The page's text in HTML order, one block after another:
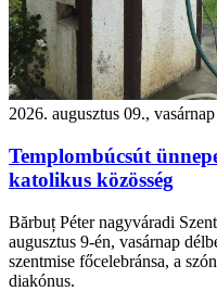
2026. augusztus 09., vasárnap
Templombúcsút
katolikus közösség
Bărbuț Péter nagyváradi
augusztus 9-én, vasárnap
szentmise főcelebránsa, a
diakónus.